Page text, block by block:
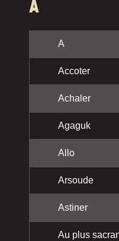
A
A
Accoter
Achaler
Agaguk
Allo
Arsoude
Astiner
Au plus